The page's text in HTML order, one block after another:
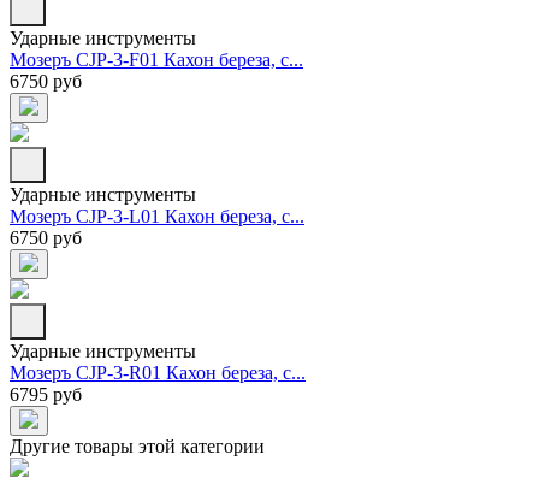
Ударные инструменты
Мозеръ CJP-3-F01 Кахон береза, с...
6750 руб
Ударные инструменты
Мозеръ CJP-3-L01 Кахон береза, с...
6750 руб
Ударные инструменты
Мозеръ CJP-3-R01 Кахон береза, с...
6795 руб
Другие товары этой категории